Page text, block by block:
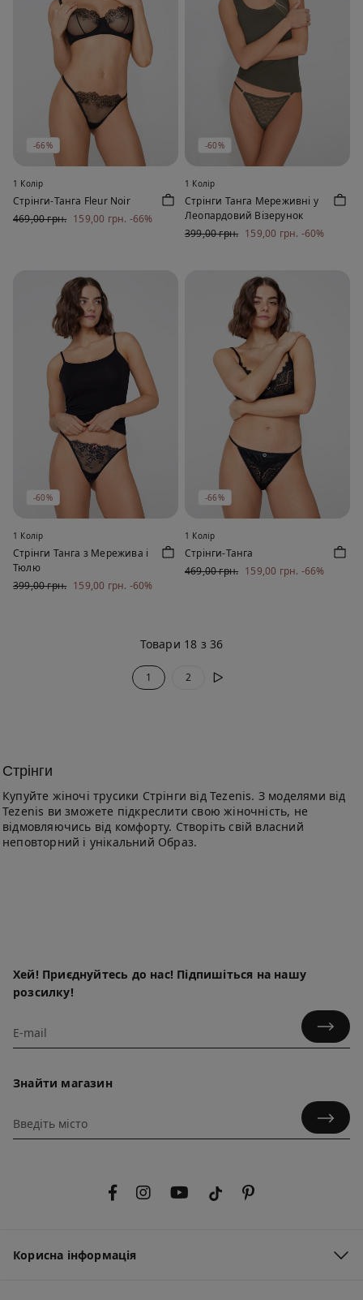
-66%
1 Колір
Стрінги-Танга Fleur Noir
469,00 грн. 159,00 грн. -66%
-60%
1 Колір
Стрінги Танга Мереживні у
Леопардовий Візерунок
399,00 грн. 159,00 грн. -60%
-60%
1 Колір
Стрінги Танга з Мережива і
Тюлю
399,00 грн. 159,00 грн. -60%
-66%
1 Колір
Стрінги-Танга
469,00 грн. 159,00 грн. -66%
Товари 18 з 36
1 2
Стрінги
Купуйте жіночі трусики Стрінги від Tezenis. З моделями від
Tezenis ви зможете підкреслити свою жіночність, не
відмовляючись від комфорту. Створіть свій власний
неповторний і унікальний Образ.
Хей! Приєднуйтесь до нас! Підпишіться на нашу
розсилку!
Знайти магазин
Корисна інформація